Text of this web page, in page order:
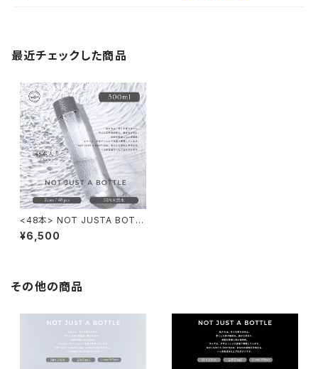
最近チェックした商品
<48本> NOT JUSTA BOTT
LE 500ml 48本入り 送料込み
※離島・沖縄除く
¥6,500
その他の商品